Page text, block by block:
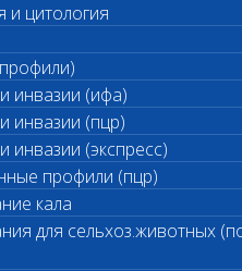
и цитология
инвазии (ифа)
инвазии (пцр)
инвазии (экспресс)
профили (пцр)
кала
для сельхоз.животных
срочных
биохимических